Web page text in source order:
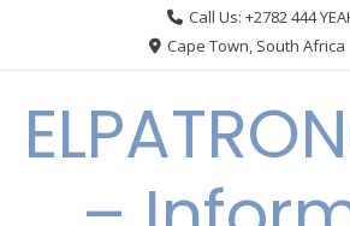
Call Us: +2782 444
Cape Town, South Africa